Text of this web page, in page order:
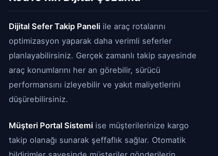
Dijital Sefer Takip Paneli ile araç rotalarını
optimizasyon yaparak daha verimli seferler
planlayabilirsiniz. Gerçek zamanlı takip sayesinde
araç konumlarını her an görebilir, sürücü
performansını izleyebilir ve yakıt maliyetlerini
düşürebilirsiniz.
Müşteri Portal Sistemi ise müşterilerinize kargo
takip olanağı sunarak şeffaflık sağlar. Otomatik